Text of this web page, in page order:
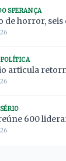
SPERANÇA
de horror,
articula
600